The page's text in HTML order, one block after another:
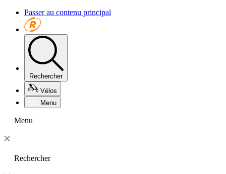
Passer au contenu principal
Rechercher
Vélos
Menu
Menu
Rechercher